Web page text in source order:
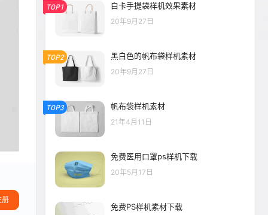
册
TOP1 白卡手提袋样机效果素材
20年9月27日
TOP2 黑白色的帆布袋样机素材
20年9月27日
TOP3 帆布袋样机素材
21年4月11日
免费医用口罩ps样机下载
20年5月17日
免费PS样机素材下载